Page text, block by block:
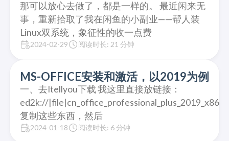
那可以放心去做了，都是一样的。 最近闲来无
事，重新拾取了我在闲鱼的小副业——帮人装
Linux双系统，象征性的收一点费
2024-02-29 阅读时长: 21 分钟
MS-OFFICE安装和激活，以2019为例
一、去Itellyou下载 我这里直接放链接：
ed2k://
复制这些东西，然后
2024-01-18 阅读时长: 6 分钟